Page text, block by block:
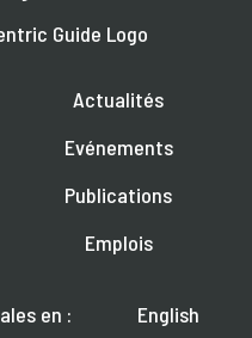
Actualités
Evénements
Publications
Emplois
en :
English